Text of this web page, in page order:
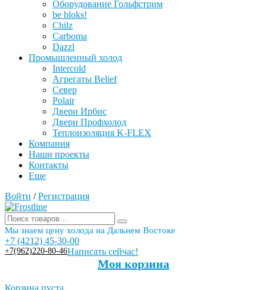
Оборудование Гольфстрим
be bloks!
Chilz
Carboma
Dazzl
Промышленный холод
Intercold
Агрегаты Belief
Север
Polair
Двери Ирбис
Двери Профхолод
Теплоизоляция K-FLEX
Компания
Наши проекты
Контакты
Еще
Войти / Регистрация
Мы знаем цену холода на Дальнем Востоке
+7 (4212) 45-30-00
+7(962)220-80-46Написать сейчас!
Моя корзина
Корзина пуста